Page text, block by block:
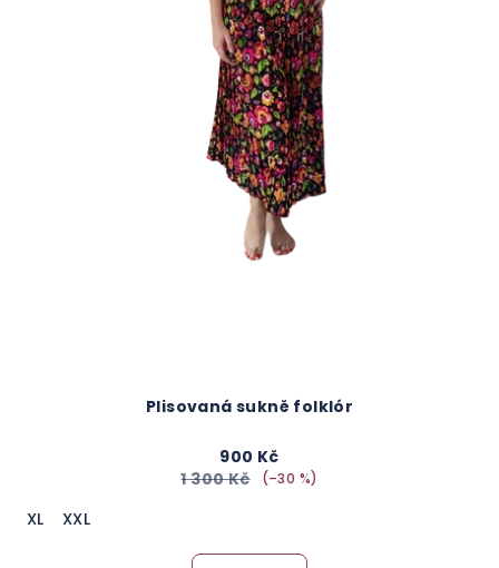
Plisovaná sukně folklór
900 Kč
1 300 Kč
(–30 %)
XL XXL